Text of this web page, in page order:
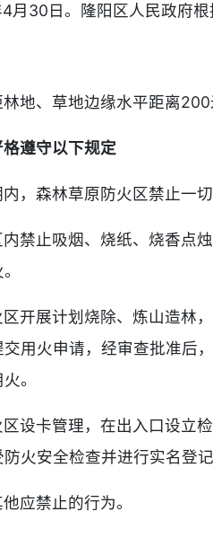
30日。隆阳区人民政府
地、草地边缘水平距离200
遵守以下规定
，森林草原防火区禁止一切
内禁止吸烟、烧纸、烧香
区开展计划烧除、炼山造
用火申请，经审查批准后
。
区设卡管理，在出入口设立
火安全检查并进行实名登
应禁止的行为。